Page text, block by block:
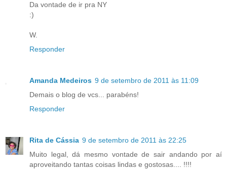
Da vontade de ir pra NY
:)
W.
Responder
Amanda Medeiros 9 de setembro de 2011 às 11:09
Demais o blog de vcs... parabéns!
Responder
Rita de Cássia 9 de setembro de 2011 às 22:25
Muito legal, dá mesmo vontade de sair andando por aí
aproveitando tantas coisas lindas e gostosas.... !!!!